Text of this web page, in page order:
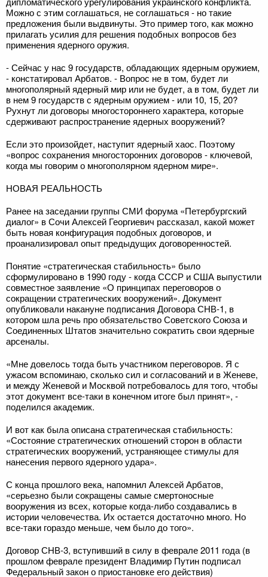
Можно с этим соглашаться, не соглашаться - но такие
предложения были выдвинуты. Это пример того, как можно
прилагать усилия для решения подобных вопросов без
применения ядерного оружия.
- Сейчас у нас 9 государств, обладающих ядерным оружием,
- констатировал Арбатов. - Вопрос не в том, будет ли
многополярный ядерный мир или не будет, а в том, будет ли
в нем 9 государств с ядерным оружием - или 10, 15, 20?
Рухнут ли договоры многостороннего характера, которые
сдерживают распространение ядерных вооружений?
Если это произойдет, наступит ядерный хаос. Поэтому
«вопрос сохранения многосторонних договоров - ключевой,
когда мы говорим о многополярном ядерном мире».
НОВАЯ РЕАЛЬНОСТЬ
Ранее на заседании группы СМИ форума «Петербургский
диалог» в Сочи Алексей Георгиевич рассказал, какой может
быть новая конфигурация подобных договоров, и
проанализировал опыт предыдущих договоренностей.
Понятие «стратегическая стабильность» было
сформулировано в 1990 году - когда СССР и США выпустили
совместное заявление «О принципах переговоров о
сокращении стратегических вооружений». Документ
опубликовали накануне подписания Договора СНВ-1, в
котором шла речь про обязательство Советского Союза и
Соединенных Штатов значительно сократить свои ядерные
арсеналы.
«Мне довелось тогда быть участником переговоров. Я с
ужасом вспоминаю, сколько сил и согласований и в Женеве,
и между Женевой и Москвой потребовалось для того, чтобы
этот документ все-таки в конечном итоге был принят», -
поделился академик.
И вот как была описана стратегическая стабильность:
«Состояние стратегических отношений сторон в области
стратегических вооружений, устраняющее стимулы для
нанесения первого ядерного удара».
С конца прошлого века, напомнил Алексей Арбатов,
«серьезно были сокращены самые смертоносные
вооружения из всех, которые когда-либо создавались в
истории человечества. Их остается достаточно много. Но
все-таки гораздо меньше, чем было до того».
Договор СНВ-3, вступивший в силу в феврале 2011 года (в
прошлом феврале президент Владимир Путин подписал
Федеральный закон о приостановке его действия)